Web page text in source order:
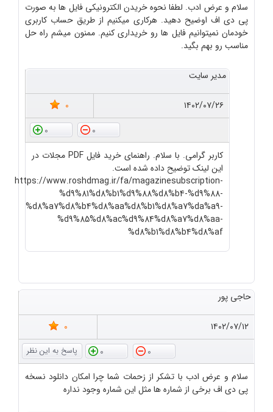
سلام و عرض ادب. لطفا نحوه خریدن الکترونیکی فایل ها به صورت
پی دی اف اوضیح دهید. هرکاری میکنیم از طریق حساب کاربری
خودمان نمیتوانیم فایل ها رو خریداری کنیم. ممنون میشم راه حل
مناسب رو بهم بگید.
مدیر سایت
۱۴۰۲/۰۷/۲۶
0
0
0
کاربر گرامی. با سلام. راهنمای خرید فایل PDF مجلات در
این لینک توضیح داده شده است.
https://www.roshdmag.ir/fa/magazinesubscription-
%d9%81%d8%b1%d9%88%d8%b4-%d9%88-
%d8%a7%d8%b4%d8%aa%d8%b1%d8%a7%da%a9-
%d9%85%d8%ac%d9%84%d8%a7%d8%aa-
%d8%b1%d8%b4%d8%af
حاجی پور
۱۴۰۲/۰۷/۱۲
0
0
0
سلام و عرض ادب با تشکر از زحمات شما چرا امکان دانلود نسخه
پی دی اف برخی از شماره ها مثل این شماره وجود نداره